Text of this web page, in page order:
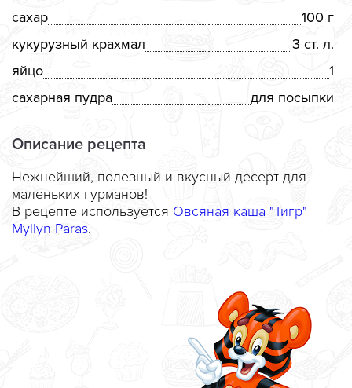
сахар
100 г
кукурузный крахмал
3 ст. л.
яйцо
1
сахарная пудра
для посыпки
Описание рецепта
Нежнейший, полезный и вкусный десерт для
маленьких гурманов!
В рецепте используется Овсяная каша "Тигр"
Myllyn Paras.